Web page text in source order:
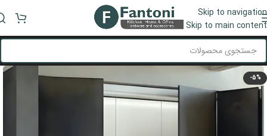
Skip to navigation
Skip to main content
منو
-5%